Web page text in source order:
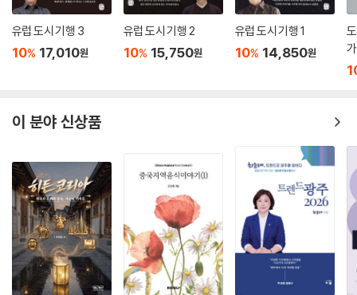
유럽 도시 기행 3
10% 17,010원
유럽 도시 기행 2
10% 15,750원
유럽 도시 기행 1
10% 14,850원
가
이 분야 신상품